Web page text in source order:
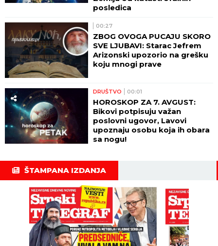
posledica
00:27
ZBOG OVOGA PUCAJU SKORO
SVE LJUBAVI: Starac Jefrem
Arizonski upozorio na grešku
koju mnogi prave
DRUŠTVO 00:01
HOROSKOP ZA 7. AVGUST:
Bikovi potpisuju važan
poslovni ugovor, Lavovi
upoznaju osobu koja ih obara
sa nogu!
ŠTAMPANA IZDANJA